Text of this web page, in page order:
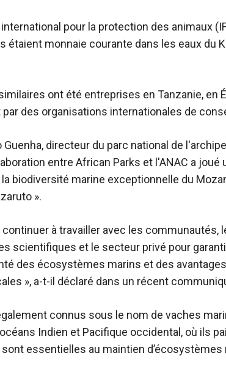
pour la protection des animaux
étaient monnaie courante dans les eaux du
ont été entreprises en Tanzanie, en
des organisations internationales de
Guenha, directeur du parc national de
entre African Parks et l'ANAC a
biodiversité marine exceptionnelle du
».
continuer à travailler avec les communautés,
scientifiques et le secteur privé pour
des écosystèmes marins et des
», a-t-il déclaré dans un récent
connus sous le nom de vaches
Indien et Pacifique occidental, où ils
essentielles au maintien d’écosystèmes